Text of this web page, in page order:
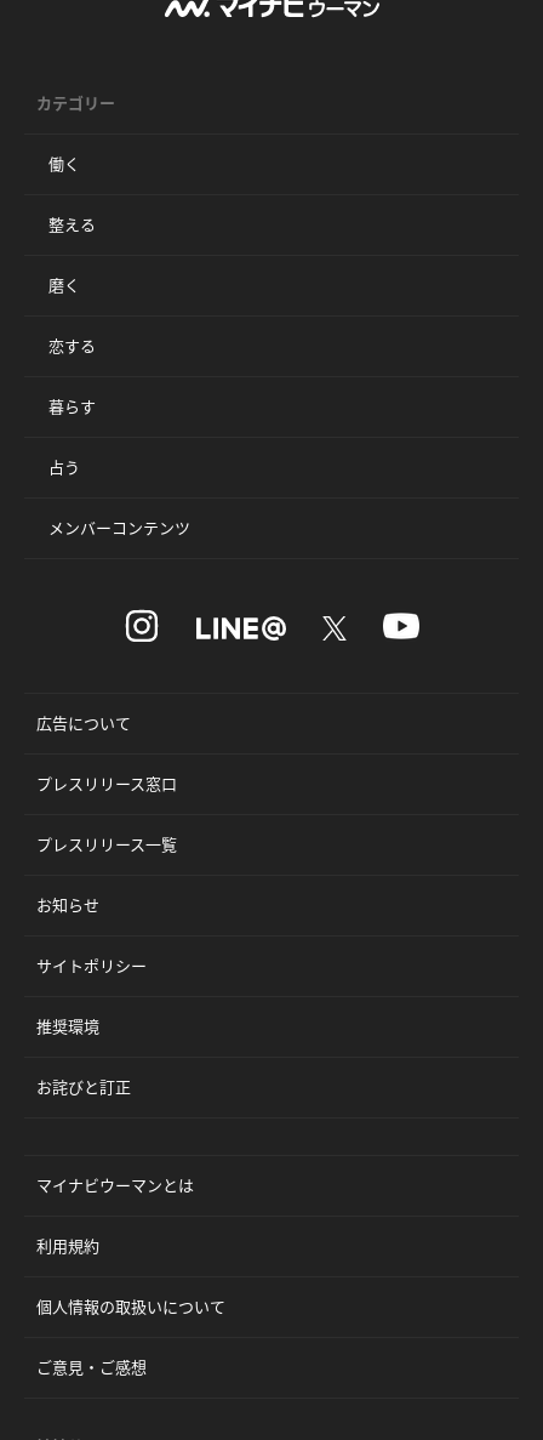
カテゴリー
働く
整える
磨く
恋する
暮らす
占う
メンバーコンテンツ
広告について
プレスリリース窓口
プレスリリース一覧
お知らせ
サイトポリシー
推奨環境
お詫びと訂正
マイナビウーマンとは
利用規約
個人情報の取扱いについて
ご意見・ご感想